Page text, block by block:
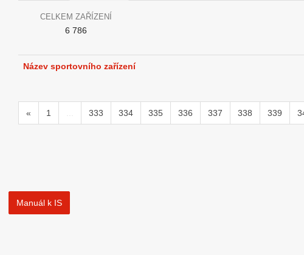
CELKEM ZAŘÍZENÍ
6 786
Název sportovního zařízení
« 1 ... 333 334 335 336 337 338 339
Manuál k IS